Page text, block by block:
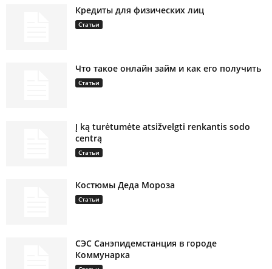
Кредиты для физических лиц
Статьи
Что такое онлайн займ и как его получить
Статьи
Į ką turėtumėte atsižvelgti renkantis sodo
centrą
Статьи
Костюмы Деда Мороза
Статьи
СЭС Санэпидемстанция в городе
Коммунарка